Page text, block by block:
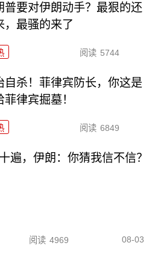
普要对伊朗动手？最狠的还
，最骚的来了
阅读 5744
自杀！菲律宾防长，你这是
菲律宾掘墓！
阅读 6849
遍，伊朗：你猜我信不信？
阅读 4969 08-03